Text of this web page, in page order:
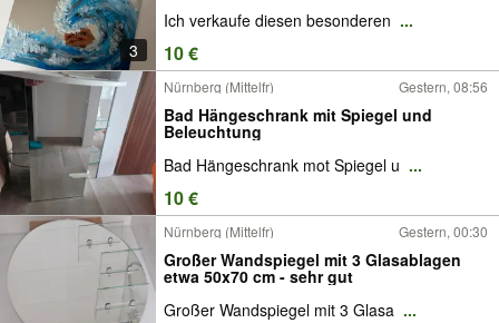
3
Ich verkaufe diesen besonderen ...
10 €
Nürnberg (Mittelfr) Gestern, 08:56
Bad Hängeschrank mit Spiegel und
Beleuchtung
Bad Hängeschrank mot Spiegel u ...
10 €
Nürnberg (Mittelfr) Gestern, 00:30
Großer Wandspiegel mit 3 Glasablagen
etwa 50x70 cm - sehr gut
Großer Wandspiegel mit 3 Glasa ...